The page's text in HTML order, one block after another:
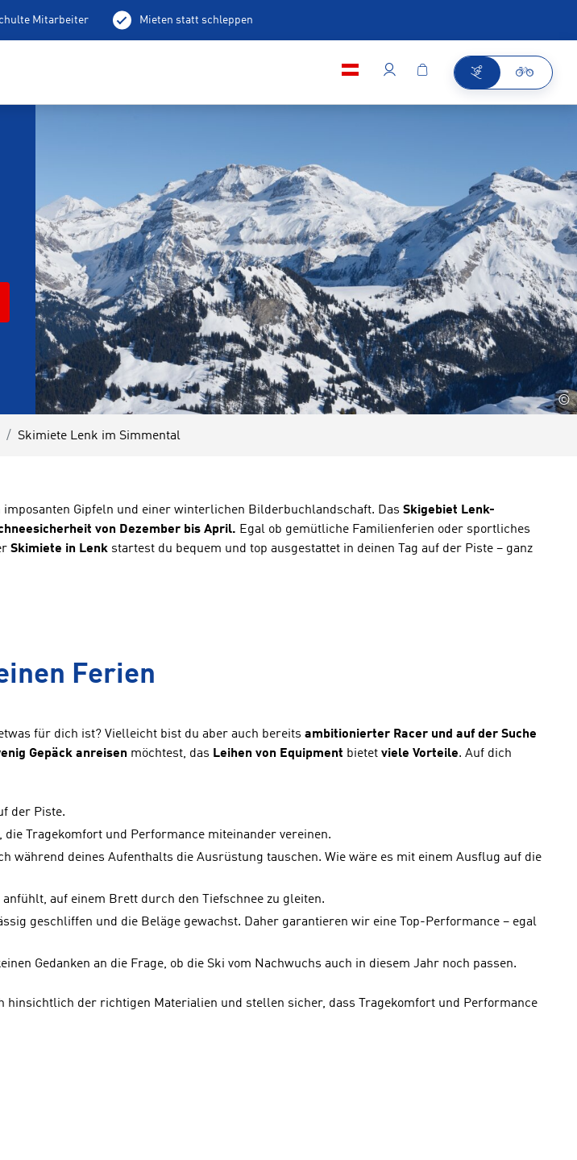
Mitarbeiter Mieten statt schleppen
©
Skimiete Lenk im Simmental
Gipfeln und einer winterlichen Bilderbuchlandschaft. Das Skigebiet Lenk-
von Dezember bis April. Egal ob gemütliche Familienferien oder sportliches
Skimiete in Lenk startest du bequem und top ausgestattet in deinen Tag auf der Piste – ganz
Ferien
für dich ist? Vielleicht bist du aber auch bereits ambitionierter Racer und auf der Suche
Gepäck anreisen möchtest, das Leihen von Equipment bietet viele Vorteile. Auf dich
der Piste.
Tragekomfort und Performance miteinander vereinen.
während deines Aufenthalts die Ausrüstung tauschen. Wie wäre es mit einem Ausflug auf die
auf einem Brett durch den Tiefschnee zu gleiten.
geschliffen und die Beläge gewachst. Daher garantieren wir eine Top-Performance – egal
Gedanken an die Frage, ob die Ski vom Nachwuchs auch in diesem Jahr noch passen.
der richtigen Materialien und stellen sicher, dass Tragekomfort und Performance